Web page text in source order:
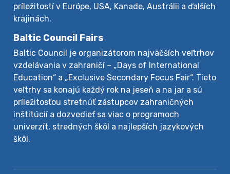
príležitostí v Európe, USA, Kanade, Austrálii a ďalších
krajinách.
Baltic Council Fairs
Baltic Council je organizátorom najväčších veľtrhov
vzdelávania v zahraničí – „Days of International
Education“ a „Exclusive Secondary Focus Fair“. Tieto
veľtrhy sa konajú každý rok na jeseň a na jar a sú
príležitosťou stretnúť zástupcov zahraničných
inštitúcií a dozvedieť sa viac o programoch
univerzít, stredných škôl a najlepších jazykových
škôl.